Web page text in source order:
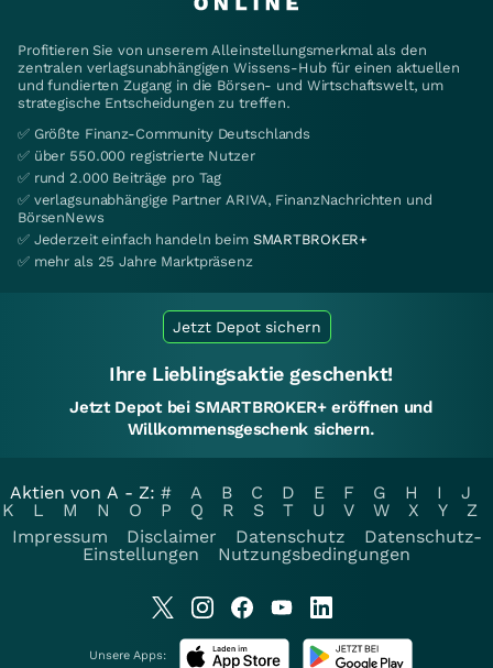
Profitieren Sie von unserem Alleinstellungsmerkmal als den
zentralen verlagsunabhängigen Wissens-Hub für einen aktuellen
und fundierten Zugang in die Börsen- und Wirtschaftswelt, um
strategische Entscheidungen zu treffen.
✅ Größte Finanz-Community Deutschlands
✅ über 550.000 registrierte Nutzer
✅ rund 2.000 Beiträge pro Tag
✅ verlagsunabhängige Partner ARIVA, FinanzNachrichten und
BörsenNews
✅ Jederzeit einfach handeln beim SMARTBROKER+
✅ mehr als 25 Jahre Marktpräsenz
Jetzt Depot sichern
Ihre Lieblingsaktie geschenkt!
Jetzt Depot bei SMARTBROKER+ eröffnen und
Willkommensgeschenk sichern.
Aktien von A - Z: # A B C D E F G H I
J
K
L M N O P Q R S T U V W X Y
Z
Impressum
Disclaimer Datenschutz
Datenschutz-
Einstellungen
Nutzungsbedingungen
Unsere Apps: